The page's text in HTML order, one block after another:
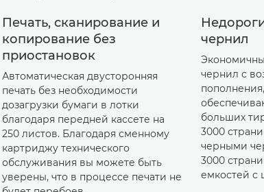
Печать, сканирование и
копирование без
приостановок
Автоматическая двусторонняя
печать без необходимости
дозагрузки бумаги в лотки
благодаря передней кассете на
250 листов. Благодаря сменному
картриджу технического
обслуживания вы можете быть
уверены, что в процессе печати не
чернил
чернил с
больших
3000
черными
3000
емкостей с